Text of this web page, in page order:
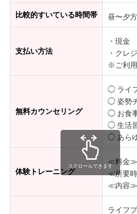
比較的すいている時間帯 昼〜夕方
支払い方法
・現金
・クレ
※ご利
無料カウンセリング
◯ ライ
◯ 姿勢
◯ お食
◯ 生活
◯ あら
体験トレーニング
≪料金≫
≪所要
≪内容≫
ライフ
スクロールできます